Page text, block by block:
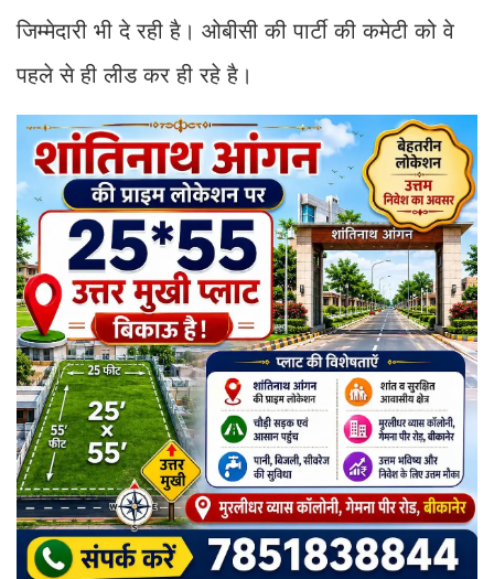
जिम्मेदारी भी दे रही है। ओबीसी की पार्टी की कमेटी को वे
पहले से ही लीड कर ही रहे है।